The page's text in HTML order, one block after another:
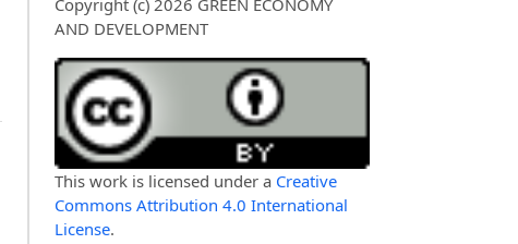
Copyright (c) 2026 GREEN ECONOMY
AND DEVELOPMENT
This work is licensed under a Creative
Commons Attribution 4.0 International
License.